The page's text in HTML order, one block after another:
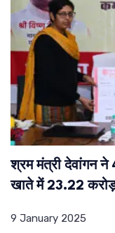
श्रम मंत्री देवांगन
खाते में 23.22
9 January 2025